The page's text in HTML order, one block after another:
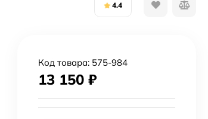
4.4
Код товара: 575-984
13 150 ₽